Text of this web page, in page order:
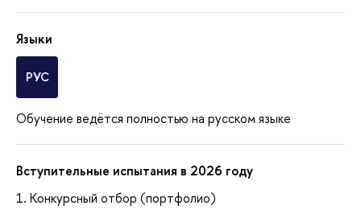
Языки
РУС
Обучение ведётся полностью на русском языке
Вступительные испытания в 2026 году
Конкурсный отбор (портфолио)